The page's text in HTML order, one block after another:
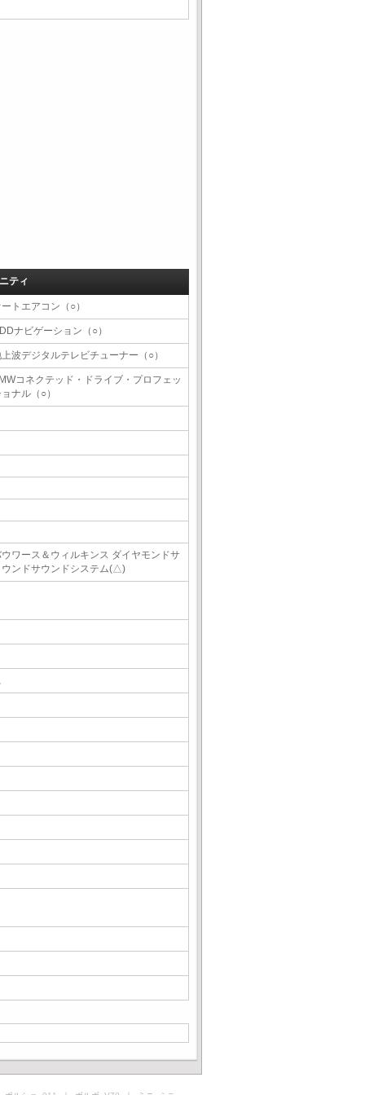
ティ
トエアコン（○）
ナビゲーション（○）
波デジタルテレビチューナー（○）
コネクテッド・ドライブ・プロフェッ
ナル（○）
ワース＆ウィルキンス ダイヤモンドサ
ウンドサウンドシステム(△)